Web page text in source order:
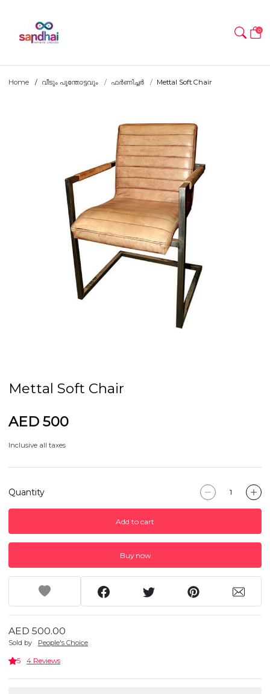
0
Home വീടും പൂന്തോട്ടവും ഫർണിച്ചർ Mettal Soft Chair
Mettal Soft Chair
AED 500
Inclusive all taxes
Quantity
Add to cart
Buy now
AED 500.00
Sold by People's Choice
5 4 Reviews